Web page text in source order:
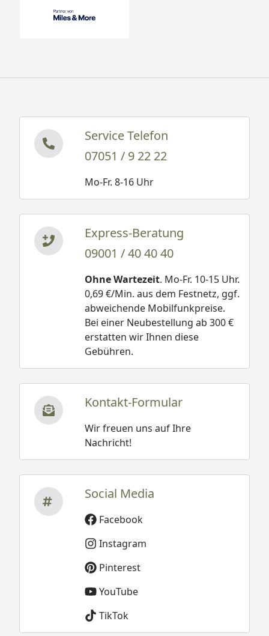
Service Telefon
07051 / 9 22 22
Mo-Fr. 8-16 Uhr
Express-Beratung
09001 / 40 40 40
Ohne Wartezeit. Mo-Fr. 10-15 Uhr.
0,69 €/Min. aus dem Festnetz, ggf.
abweichende Mobilfunkpreise.
Bei einer Neubestellung ab 300 €
erstatten wir Ihnen diese
Gebühren.
Kontakt-Formular
Wir freuen uns auf Ihre
Nachricht!
Social Media
Facebook
Instagram
Pinterest
YouTube
TikTok